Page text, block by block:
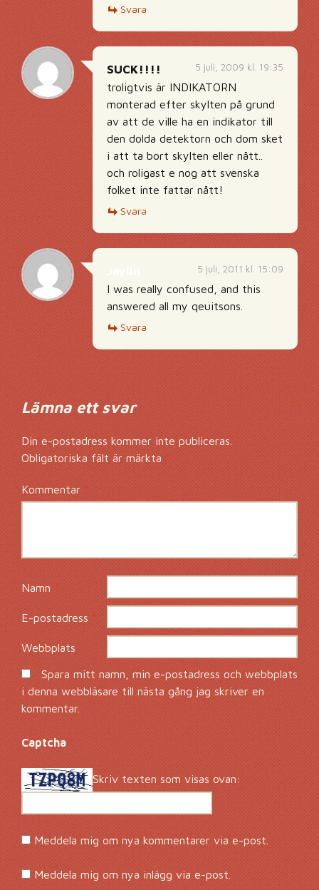
Svara
5 juli, 2009 kl. 19:35
SUCK!!!!
troligtvis är INDIKATORN
monterad efter skylten på grund
av att de ville ha en indikator till
den dolda detektorn och dom sket
i att ta bort skylten eller nått..
och roligast e nog att svenska
folket inte fattar nått!
Svara
5 juli, 2011 kl. 15:09
I was really confused, and this
answered all my qeuitsons.
Svara
Lämna ett svar
Din e-postadress kommer inte publiceras.
Obligatoriska fält är märkta*
Kommentar *
Namn *
E-postadress*
Webbplats
Spara mitt namn, min e-postadress och webbplats
i denna webbläsare till nästa gång jag skriver en
kommentar.
Captcha*
Skriv texten som visas ovan:
Meddela mig om nya kommentarer via e-post.
Meddela mig om nya inlägg via e-post.